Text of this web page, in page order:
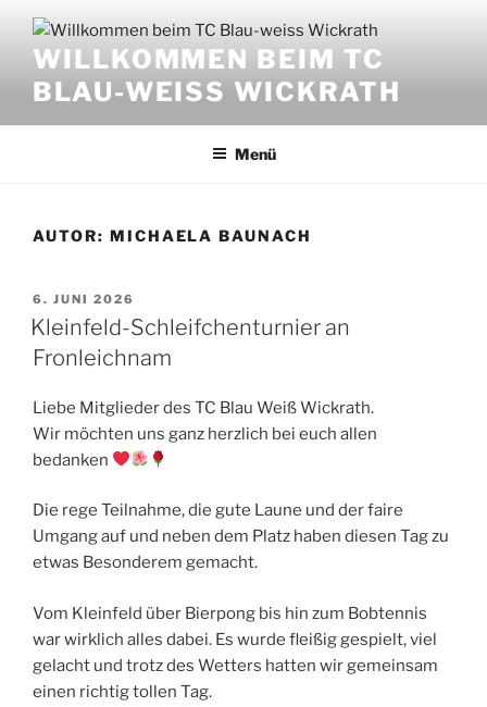
Inhalt
springenWILLKOMMEN BEIM TC
BLAU-WEISS WICKRATH
Menü
AUTOR: MICHAELA BAUNACH
VERÖFFENTLICHT
AM
6. JUNI 2026
Kleinfeld-Schleifchenturnier an
Fronleichnam
Liebe Mitglieder des TC Blau Weiß Wickrath.
Wir möchten uns ganz herzlich bei euch allen
bedanken
Die rege Teilnahme, die gute Laune und der faire
Umgang auf und neben dem Platz haben diesen Tag zu
etwas Besonderem gemacht.
Vom Kleinfeld über Bierpong bis hin zum Bobtennis
war wirklich alles dabei. Es wurde fleißig gespielt, viel
gelacht und trotz des Wetters hatten wir gemeinsam
einen richtig tollen Tag.